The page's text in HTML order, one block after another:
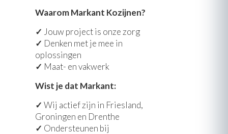
Waarom Markant Kozijnen?
✓ Jouw project is onze zorg
✓ Denken met je mee in
oplossingen
✓ Maat- en vakwerk
Wist je dat Markant:
✓ Wij actief zijn in Friesland,
Groningen en Drenthe
✓ Ondersteunen bij